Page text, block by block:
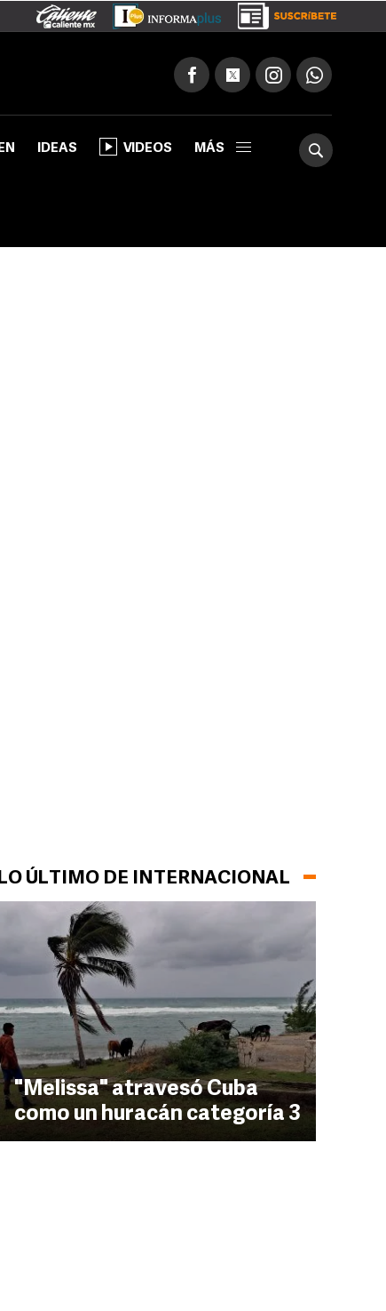
IDEAS VIDEOS MÁS
LO ÚLTIMO DE INTERNACIONAL
"Melissa" atravesó Cuba
como un huracán categoría 3